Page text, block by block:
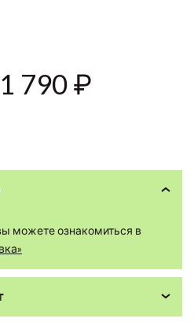
1 790₽
можете ознакомиться в